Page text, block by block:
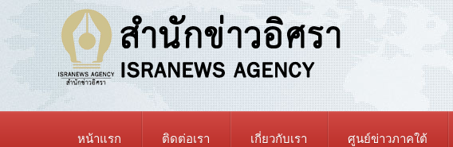
หน้าแรก ติดต่อเรา เกี่ยวกับเรา ศูนย์ข่าวภาคใต้